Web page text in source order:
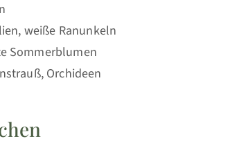
weiße Ranunkeln
Sommerblumen
Orchideen